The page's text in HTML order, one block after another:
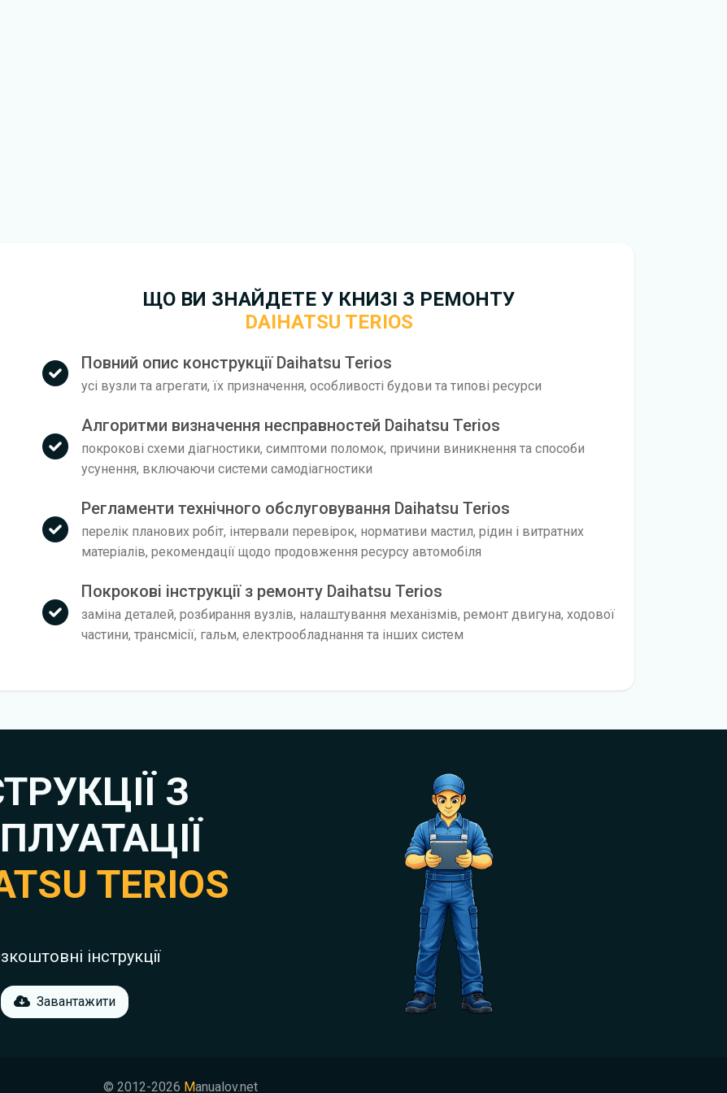
ЩО ВИ ЗНАЙДЕТЕ У КНИЗІ З РЕМОНТУ
DAIHATSU TERIOS
Повний опис конструкції Daihatsu Terios
усі вузли та агрегати, їх призначення, особливості будови та типові ресурси
Алгоритми визначення несправностей Daihatsu Terios
покрокові схеми діагностики, симптоми поломок, причини виникнення та способи
усунення, включаючи системи самодіагностики
Регламенти технічного обслуговування Daihatsu Terios
перелік планових робіт, інтервали перевірок, нормативи мастил, рідин і витратних
матеріалів, рекомендації щодо продовження ресурсу автомобіля
Покрокові інструкції з ремонту Daihatsu Terios
заміна деталей, розбирання вузлів, налаштування механізмів, ремонт двигуна, ходової
частини, трансмісії, гальм, електрообладнання та інших систем
З
TERIOS
інструкції
Завантажити
© 2012-2026 Manualov.net